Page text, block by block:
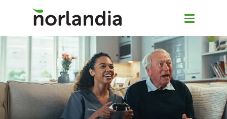
Om Senior Pluss
Våre tjenester